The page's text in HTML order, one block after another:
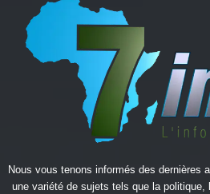
Nous vous tenons informés des dernières
une variété de sujets tels que la